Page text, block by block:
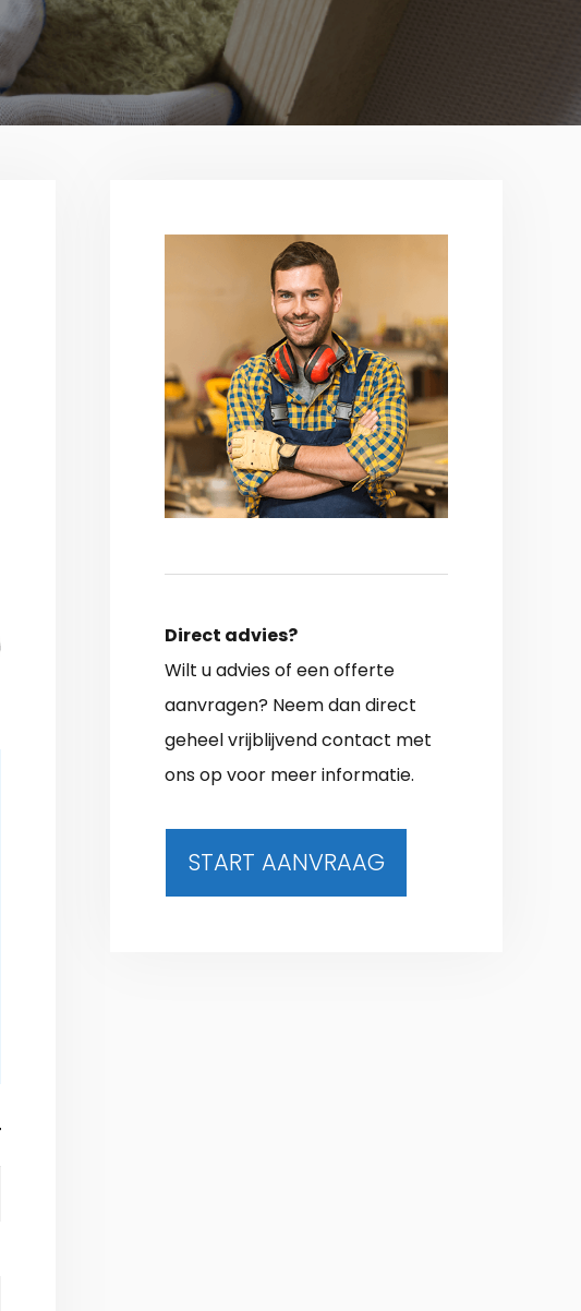
Direct advies?
Wilt u advies of een offerte
aanvragen? Neem dan direct
geheel vrijblijvend contact met
ons op voor meer informatie.
START AANVRAAG